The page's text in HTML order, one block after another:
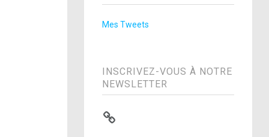
Mes Tweets
INSCRIVEZ-VOUS À NOTRE
NEWSLETTER